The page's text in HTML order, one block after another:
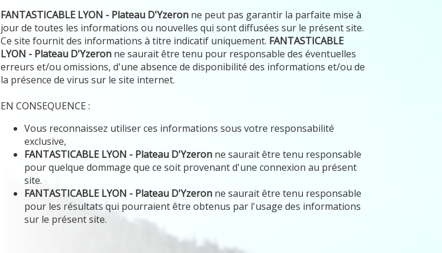
FANTASTICABLE LYON - Plateau D'Yzeron ne peut pas garantir la parfaite mise à
jour de toutes les informations ou nouvelles qui sont diffusées sur le présent site.
Ce site fournit des informations à titre indicatif uniquement. FANTASTICABLE
LYON - Plateau D'Yzeron ne saurait être tenu pour responsable des éventuelles
erreurs et/ou omissions, d'une absence de disponibilité des informations et/ou de
la présence de virus sur le site internet.
EN CONSEQUENCE :
Vous reconnaissez utiliser ces informations sous votre responsabilité
exclusive,
FANTASTICABLE LYON - Plateau D'Yzeron ne saurait être tenu responsable
pour quelque dommage que ce soit provenant d'une connexion au présent
site.
FANTASTICABLE LYON - Plateau D'Yzeron ne saurait être tenu responsable
pour les résultats qui pourraient être obtenus par l'usage des informations
sur le présent site.